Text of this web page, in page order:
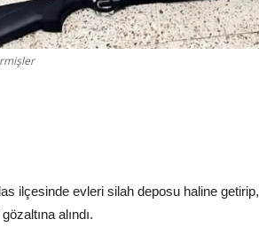
ilçesinde evleri silah deposu haline getirip,
alındı.